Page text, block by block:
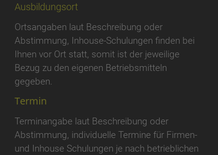
Ausbildungsort
Ortsangaben laut Beschreibung oder
Abstimmung, Inhouse-Schulungen finden bei
Ihnen vor Ort statt, somit ist der jeweilige
Bezug zu den eigenen Betriebsmitteln
gegeben.
Termin
Terminangabe laut Beschreibung oder
Abstimmung, individuelle Termine für Firmen-
und Inhouse Schulungen je nach betrieblichen